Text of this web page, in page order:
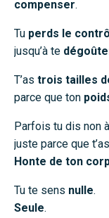
compenser.
Tu perds le
jusqu’à te
T’as trois tailles
parce que ton
Parfois tu dis non
juste parce que
Honte de ton
Tu te sens nulle.
Seule.